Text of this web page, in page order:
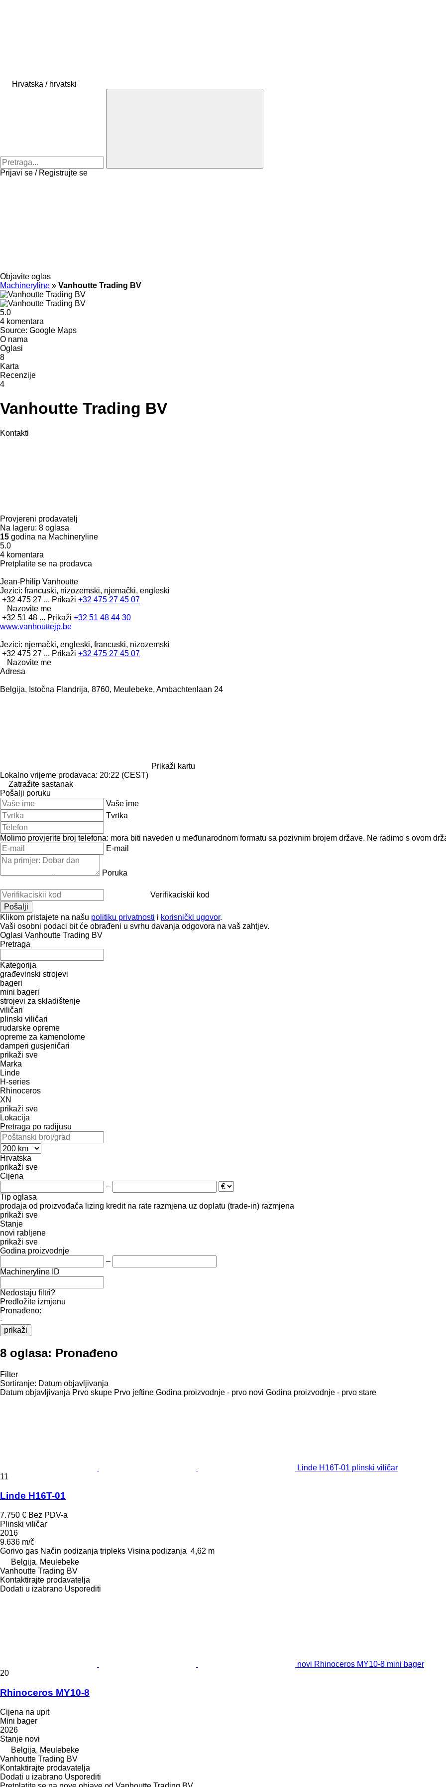
Hrvatska / hrvatski
Prijavi se / Registrujte se
Objavite oglas
Machineryline » Vanhoutte Trading BV
5.0
4 komentara
Source: Google Maps
O nama
Oglasi
8
Karta
Recenzije
4
Vanhoutte Trading BV
Kontakti
Provjereni prodavatelj
Na lageru: 8 oglasa
15 godina na Machineryline
5.0
4 komentara
Pretplatite se na prodavca
Jean-Philip Vanhoutte
Jezici: francuski, nizozemski, njemački, engleski
+32 475 27 ... Prikaži +32 475 27 45 07
Nazovite me
+32 51 48 ... Prikaži +32 51 48 44 30
www.vanhouttejp.be
Jezici: njemački, engleski, francuski, nizozemski
+32 475 27 ... Prikaži +32 475 27 45 07
Nazovite me
Adresa
Belgija, Istočna Flandrija, 8760, Meulebeke, Ambachtenlaan 24
Prikaži kartu
Lokalno vrijeme prodavaca: 20:22 (CEST)
Zatražite sastanak
Pošalji poruku
Vaše ime
Tvrtka
Molimo provjerite broj telefona: mora biti naveden u međunarodnom formatu sa pozivnim brojem države. Ne radimo s ovom
E-mail
Poruka
Verifikaciskii kod
Klikom pristajete na našu politiku privatnosti i korisnički ugovor.
Vaši osobni podaci bit će obrađeni u svrhu davanja odgovora na vaš zahtjev.
Oglasi Vanhoutte Trading BV
Pretraga
Kategorija
građevinski strojevi
bageri
mini bageri
strojevi za skladištenje
viličari
plinski viličari
rudarske opreme
opreme za kamenolome
damperi gusjeničari
prikaži sve
Marka
Linde
H-series
Rhinoceros
XN
prikaži sve
Lokacija
Pretraga po radijusu
Hrvatska
prikaži sve
Cijena
–
Tip oglasa
prodaja od proizvođača lizing kredit na rate razmjena uz doplatu (trade-in) razmjena
prikaži sve
Stanje
novi rabljene
prikaži sve
Godina proizvodnje
–
Machineryline ID
Nedostaju filtri?
Predložite izmjenu
Pronađeno:
-
prikaži
8 oglasa: Pronađeno
Filter
Sortiranje: Datum objavljivanja
Datum objavljivanja Prvo skupe Prvo jeftine Godina proizvodnje - prvo novi Godina proizvodnje - prvo stare
Linde H16T-01 plinski viličar
11
Linde H16T-01
7.750 € Bez PDV-a
Plinski viličar
2016
9.636 m/č
Gorivo gas Način podizanja tripleks Visina podizanja 4,62 m
Belgija, Meulebeke
Vanhoutte Trading BV
Kontaktirajte prodavatelja
Dodati u izabrano Usporediti
novi Rhinoceros MY10-8 mini bager
20
Rhinoceros MY10-8
Cijena na upit
Mini bager
2026
Stanje novi
Belgija, Meulebeke
Vanhoutte Trading BV
Kontaktirajte prodavatelja
Dodati u izabrano Usporediti